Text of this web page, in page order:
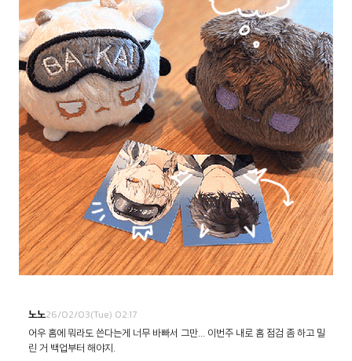
노노26/02/03(Tue) 02:17
어우 홈에 뭐라도 쓴다는게 너무 바빠서 그만... 이번주 내로 홈 점검 좀 하고 밀
린 거 백업부터 해야지.